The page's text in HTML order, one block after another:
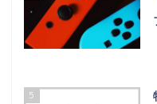
5